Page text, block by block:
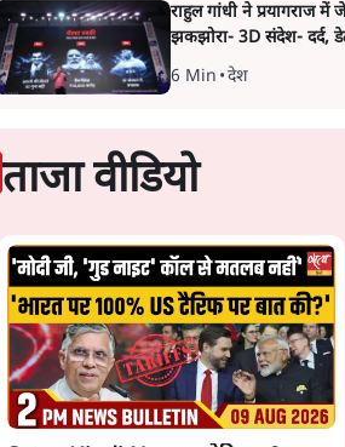
राहुल गांधी ने प्रयागराज में
झकझोरा- 3D संदेश- दर्द,
6 Min •देश
ताजा वीडियो